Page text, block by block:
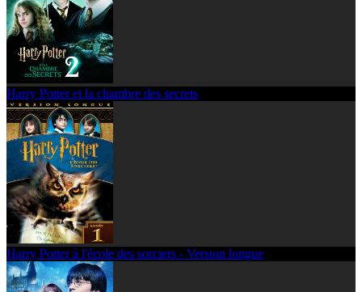
Harry Potter et la chambre des secrets
Harry Potter à l'école des sorciers - Version longue